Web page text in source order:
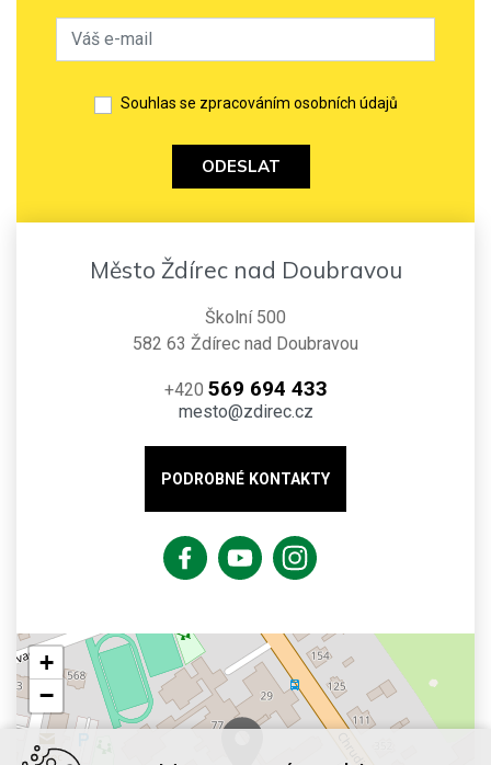
Souhlas se zpracováním osobních údajů
ODESLAT
Město Ždírec nad Doubravou
Školní 500
582 63 Ždírec nad Doubravou
+420 569 694 433
mesto@zdirec.cz
PODROBNÉ KONTAKTY
+
−